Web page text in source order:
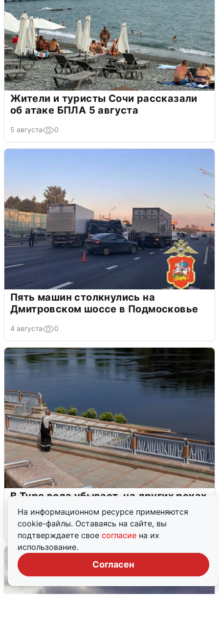
На информационном ресурсе применяются
cookie-файлы. Оставаясь на сайте, вы
подтверждаете свое согласие на их
использование.
Согласен
Жители и туристы Сочи рассказали
об атаке БПЛА 5 августа
5 августа 0
Пять машин столкнулись на
Дмитровском шоссе в Подмосковье
4 августа 0
В Туре вода убывает, на других реках
области прибывает
4 августа 0